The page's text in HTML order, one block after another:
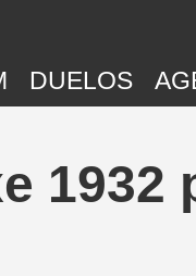
DUELOS
1932